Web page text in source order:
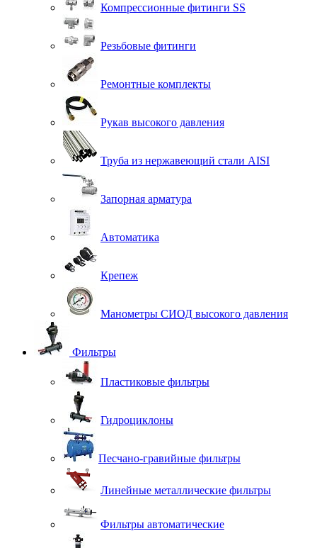
Компрессионные фитинги SS
Резьбовые фитинги
Ремонтные комплекты
Рукав высокого давления
Труба из нержавеющий стали AISI
Запорная арматура
Автоматика
Крепеж
Манометры СИОД высокого давления
Фильтры
Пластиковые фильтры
Гидроциклоны
Песчано-гравийные фильтры
Линейные металлические фильтры
Фильтры автоматические